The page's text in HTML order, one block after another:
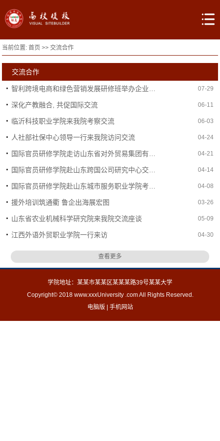
当前位置:首页 >>交流合作
交流合作
07-29
深化产教融合, 共促国际交流 06-11
临沂科技职业学院来我院考察交流 06-03
人社部社保中心领导一行来我院访问交流 04-24
04-21
04-14
04-08
援外培训筑通衢 鲁企出海展宏图 03-26
山东省农业机械科学研究院来我院交流座谈 05-09
江西外语外贸职业学院一行来访 04-30
查看更多
学院地址：某某市某某区某某某路39号某某大学
Copyright© 2018 www.xxxUniversity .com All Rights Reserved.
电脑版
手机网站